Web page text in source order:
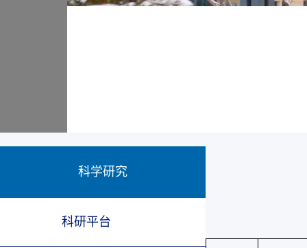
科学研究
科研平台